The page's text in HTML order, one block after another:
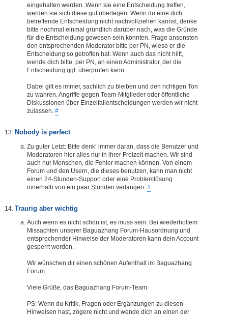
eingehalten werden. Wenn sie eine Entscheidung treffen,
werden sie sich diese gut überlegen. Wenn du eine dich
betreffende Entscheidung nicht nachvollziehen kannst, denke
bitte nochmal einmal gründlich darüber nach, was die Gründe
für die Entscheidung gewesen sein könnten. Frage ansonsten
den entsprechenden Moderator bitte per PN, wieso er die
Entscheidung so getroffen hat. Wenn auch das nicht hilft,
wende dich bitte, per PN, an einen Administrator, der die
Entscheidung ggf. überprüfen kann.
Dabei gilt es immer, sachlich zu bleiben und den richtigen Ton
zu wahren. Angriffe gegen Team-Mitglieder oder öffentliche
Diskussionen über Einzelfallentscheidungen werden wir nicht
zulassen. #
Nobody is perfect
Zu guter Letzt: Bitte denk‘ immer daran, dass die Benutzer und
Moderatoren hier alles nur in ihrer Freizeit machen. Wir sind
auch nur Menschen, die Fehler machen können. Von einem
Forum und den Usern, die dieses benutzen, kann man nicht
einen 24-Stunden-Support oder eine Problemlösung
innerhalb von ein paar Stunden verlangen. #
Traurig aber wichtig
Auch wenn es nicht schön ist, es muss sein: Bei wiederholtem
Missachten unserer Baguazhang Forum-Hausordnung und
entsprechender Hinweise der Moderatoren kann dein Account
gesperrt werden.
Wir wünschen dir einen schönen Aufenthalt im Baguazhang
Forum.
Viele Grüße, das Baguazhang Forum-Team
PS: Wenn du Kritik, Fragen oder Ergänzungen zu diesen
Hinweisen hast, zögere nicht und wende dich an einen der